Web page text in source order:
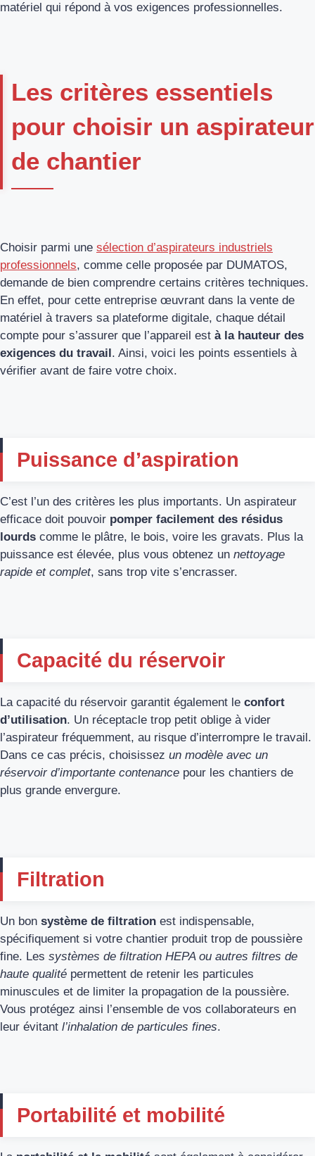
matériel qui répond à vos exigences professionnelles.
Les critères essentiels
pour choisir un aspirateur
de chantier
Choisir parmi une sélection d’aspirateurs industriels
professionnels, comme celle proposée par DUMATOS,
demande de bien comprendre certains critères techniques.
En effet, pour cette entreprise œuvrant dans la vente de
matériel à travers sa plateforme digitale, chaque détail
compte pour s’assurer que l’appareil est à la hauteur des
exigences du travail . Ainsi, voici les points essentiels à
vérifier avant de faire votre choix.
Puissance d’aspiration
C’est l’un des critères les plus importants. Un aspirateur
efficace doit pouvoir pomper facilement des résidus
lourds comme le plâtre, le bois, voire les gravats. Plus la
puissance est élevée, plus vous obtenez un nettoyage
rapide et complet, sans trop vite s’encrasser.
Capacité du réservoir
La capacité du réservoir garantit également le confort
d’utilisation. Un réceptacle trop petit oblige à vider
l’aspirateur fréquemment, au risque d’interrompre le travail.
Dans ce cas précis, choisissez un modèle avec un
réservoir d’importante contenance pour les chantiers de
plus grande envergure.
Filtration
Un bon système de filtration est indispensable,
spécifiquement si votre chantier produit trop de poussière
fine. Les systèmes de filtration HEPA ou autres filtres de
haute qualité permettent de retenir les particules
minuscules et de limiter la propagation de la poussière.
Vous protégez ainsi l’ensemble de vos collaborateurs en
leur évitant l’inhalation de particules fines.
Portabilité et mobilité